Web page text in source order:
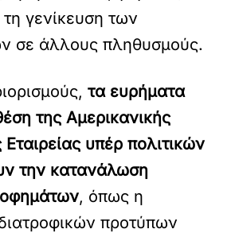
τη γενίκευση των
σε άλλους πληθυσμούς.
τα ευρήματα
της Αμερικανικής
υπέρ πολιτικών
την κατανάλωση
, όπως η
προτύπων